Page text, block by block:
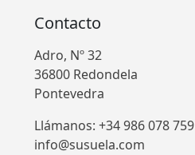
Contacto
Adro, Nº 32
36800 Redondela
Pontevedra
Llámanos: +34 986 078 759
info@susuela.com